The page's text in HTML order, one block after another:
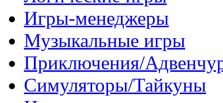
Игры-менеджеры
Музыкальные игры
Приключения/
Симуляторы/Тайкуны